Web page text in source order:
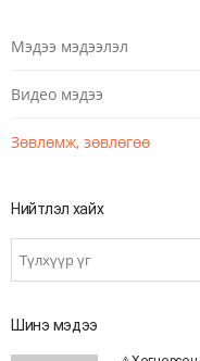
Мэдээ мэдээлэл
Видео мэдээ
Зөвлөмж, зөвлөгөө
Нийтлэл хайх
Шинэ мэдээ